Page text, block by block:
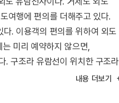
여행에 편의를 더해주고 있다.
. 이용객의 편의를 위하여 외도
미리 예약하지 않으면,
. 구조라 유람선이 위치한 구조라
양한 볼거리가 있다.내용 더보기